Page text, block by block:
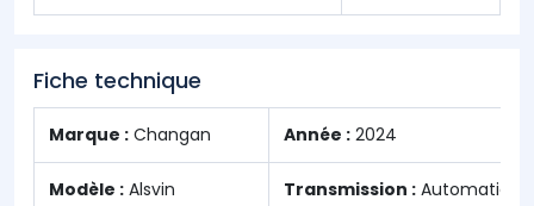
Fiche technique
Marque : Changan Année : 2024
Modèle : Alsvin Transmission : Automatique